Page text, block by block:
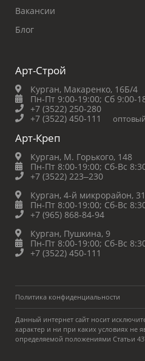
Вакансии
Блог
Арт-Строй
Курган, Макаренко, 16Б/4
Пн-Пт 9:00-19:00; Сб 9:00-
+7 (3522) 250-280
+7 (3522) 450-111
Арт-Креп
Курган, М. Горького, 148
Пн-Пт 8:00-19:00; Сб-Вс
+7 (3522) 223‒230
Курган, 4-й микрорайон, 31
Пн-Пт 8:00-19:00; Сб-Вс
+7 (965) 868-84-94
Курган, Пушкина, 9
Пн-Пт 8:00-19:00; Сб-Вс
+7 (3522) 450-111
Политика конфиденциальности
Данный интернет сайт носит
характер и ни при каких условиях не
определяемой положениями Статьи